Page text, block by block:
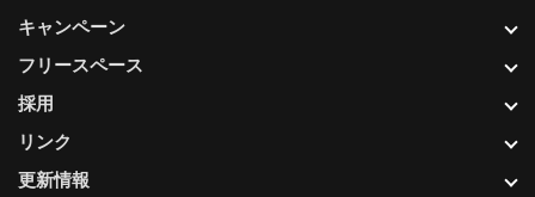
更新情報
キャンペーン
フリースペース
採用
リンク